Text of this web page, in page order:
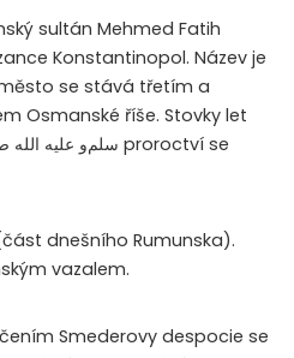
sultán Mehmed Fatih
Konstantinopol. Název je
se stává třetím a
Osmanské říše. Stovky let
الله عليه وسلم proroctví se
dnešního Rumunska).
vazalem.
Smederovy despocie se